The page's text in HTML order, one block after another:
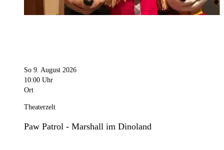
So 9. August 2026
10:00 Uhr
Ort
Theaterzelt
Paw Patrol - Marshall im Dinoland